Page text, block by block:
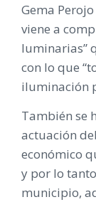
Gema
viene a
luminarias”
con lo que
iluminación
También se
actuación
económico
y por lo
municipio,